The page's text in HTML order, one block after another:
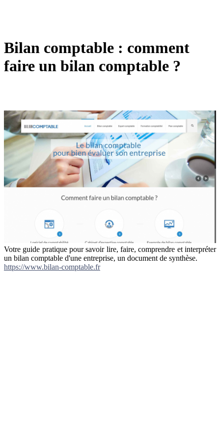
Bilan comptable : comment
faire un bilan comptable ?
Votre guide pratique pour savoir lire, faire, comprendre et interpréter
un bilan comptable d'une entreprise, un document de synthèse.
https://www.bilan-comptable.fr